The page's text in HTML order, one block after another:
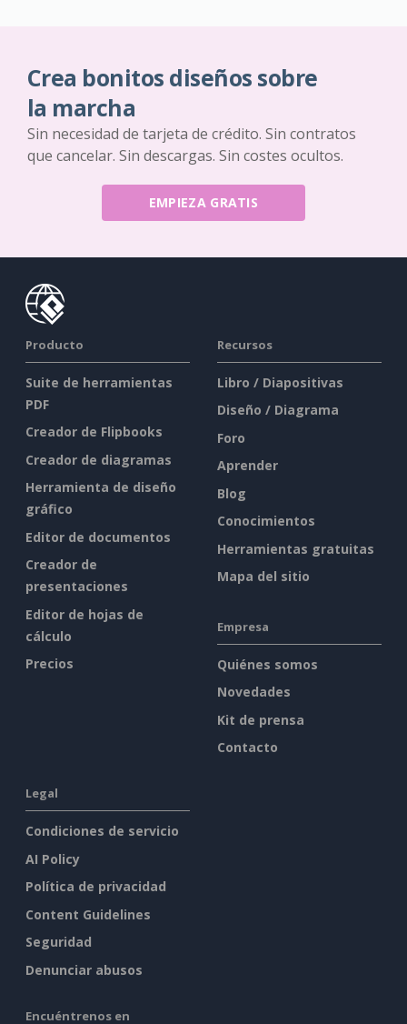
Crea bonitos diseños sobre
la marcha
Sin necesidad de tarjeta de crédito. Sin contratos
que cancelar. Sin descargas. Sin costes ocultos.
EMPIEZA GRATIS
Producto
Suite de herramientas
PDF
Creador de Flipbooks
Creador de diagramas
Herramienta de diseño
gráfico
Editor de documentos
Creador de
presentaciones
Editor de hojas de
cálculo
Precios
Recursos
Libro / Diapositivas
Diseño / Diagrama
Foro
Aprender
Blog
Conocimientos
Herramientas gratuitas
Mapa del sitio
Empresa
Quiénes somos
Novedades
Kit de prensa
Contacto
Legal
Condiciones de servicio
AI Policy
Política de privacidad
Content Guidelines
Seguridad
Denunciar abusos
Encuéntrenos en